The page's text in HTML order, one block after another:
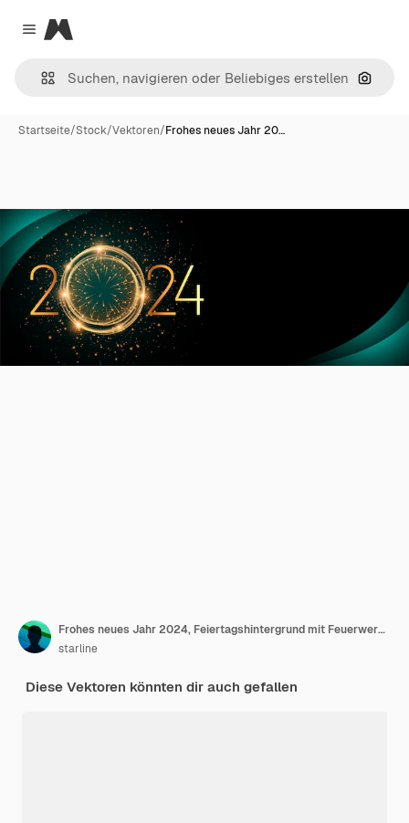
Close menu
Magnific
Nach
Startseite/Stock/Vektoren/Frohes neues Jahr 20…
Frohes neues Jahr 2024, Feiertagshintergrund mit Feuerwerksvektor
starline
Diese Vektoren könnten dir auch gefallen